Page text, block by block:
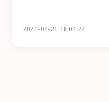
2021-07-21 18:04:24